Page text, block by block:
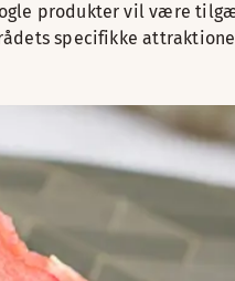
produkter vil være
specifikke